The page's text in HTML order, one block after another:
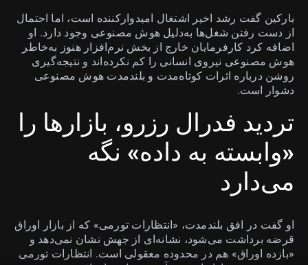
بارکین گفت رشد اخیر اشتغال امیدوارکننده است، اما احتمال
از دست رفتن شغل‌ها به‌دلیل هوش مصنوعی وجود دارد. او
اضافه کرد کارفرمایان خارج از بخش نرم‌افزار هنوز به‌خاطر
هوش مصنوعی نیروی انسانی را کم نکرده‌اند و نتیجه‌گیری
روشن درباره اثرات کوتاه‌مدت و بلندمدت هوش مصنوعی
دشوار است.
تردید فدرال رزرو، بازارها را
«وابسته به داده» نگه
می‌دارد
او گفت در افق بلندمدت، «انتظارات تورمی» که از بازار اوراق
قرضه برداشت می‌شود، نشانه‌ای از جهش نشان نمی‌دهد و
«بازده اوراق» هم در محدوده معقولی است. انتظارات تورمی